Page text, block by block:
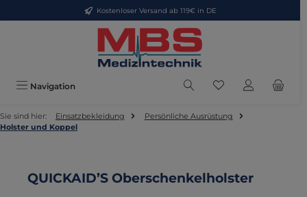
Zum Hauptinhalt springenKostenloser Versand ab 119€ in DE
Navigation Du hast 0
Sie sind hier: Einsatzbekleidung
Persönliche Ausrüstung
Holster und Koppel
QUICKAID’S Oberschenkelholster